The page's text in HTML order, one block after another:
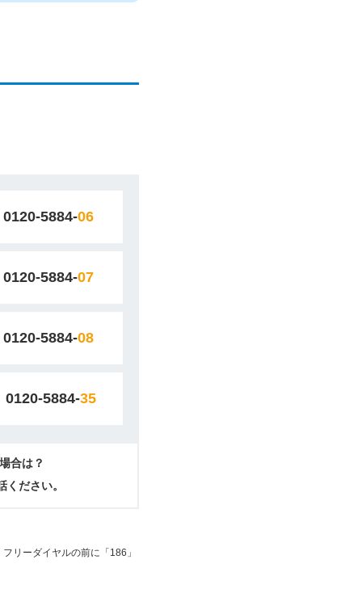
0120-5884-06
0120-5884-07
0120-5884-08
0120-5884-35
合は？
ください。
リーダイヤルの前に「186」